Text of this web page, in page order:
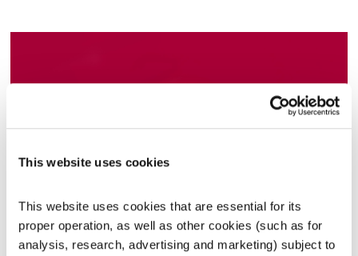
This website uses cookies
This website uses cookies that are essential for its
proper operation, as well as other cookies (such as for
analysis, research, advertising and marketing) subject to
הריון – חלק ג'
תחושת בטן
זהר צמח וילסון וד"ר מוטי לוי